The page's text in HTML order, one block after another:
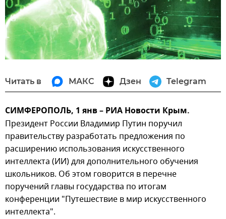
Читать в МАКС Дзен Telegram
СИМФЕРОПОЛЬ, 1 янв – РИА Новости Крым.
Президент России Владимир Путин поручил
правительству разработать предложения по
расширению использования искусственного
интеллекта (ИИ) для дополнительного обучения
школьников. Об этом говорится в перечне
поручений главы государства по итогам
конференции "Путешествие в мир искусственного
интеллекта".